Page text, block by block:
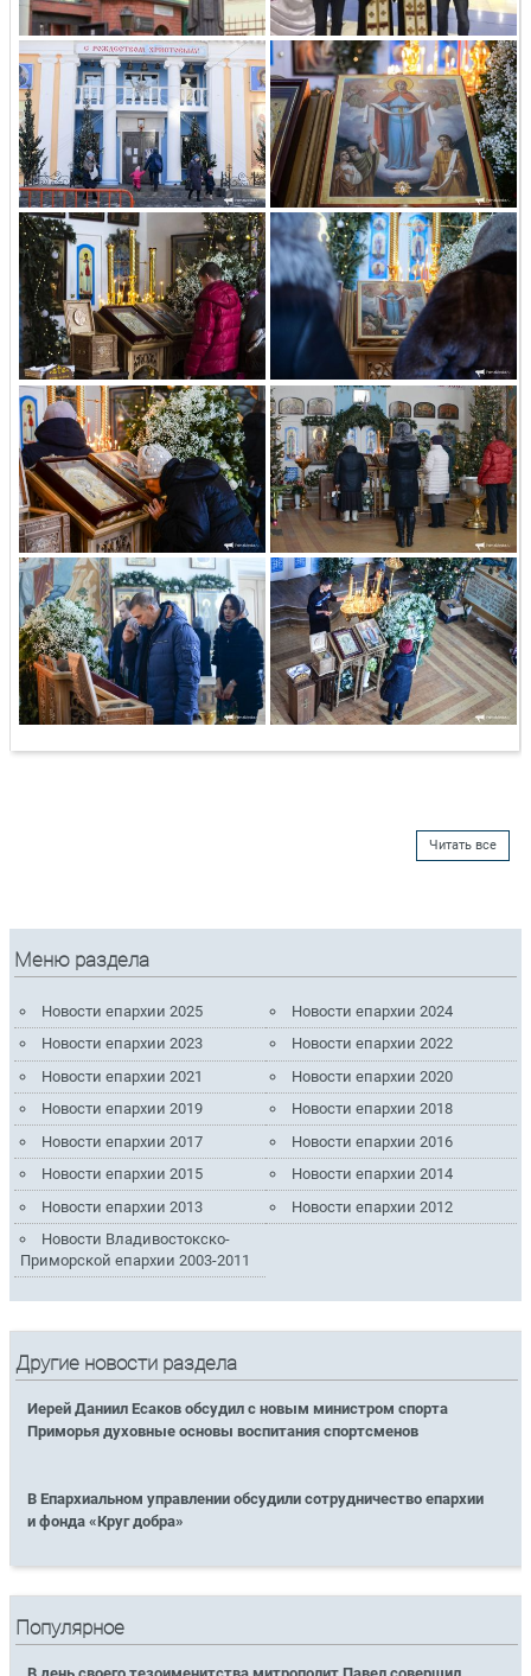
Читать все
Меню раздела
Новости епархии 2025
Новости епархии 2024
Новости епархии 2023
Новости епархии 2022
Новости епархии 2021
Новости епархии 2020
Новости епархии 2019
Новости епархии 2018
Новости епархии 2017
Новости епархии 2016
Новости епархии 2015
Новости епархии 2014
Новости епархии 2013
Новости епархии 2012
Новости Владивостокско-
Приморской епархии 2003-2011
Другие новости раздела
Иерей Даниил Есаков обсудил с новым министром спорта
Приморья духовные основы воспитания спортсменов
В Епархиальном управлении обсудили сотрудничество епархии
и фонда «Круг добра»
Популярное